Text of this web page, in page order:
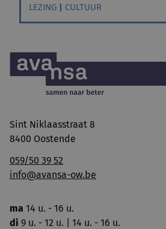
LEZING | CULTUUR
Sint Niklaasstraat 8
8400 Oostende
059/50 39 52
info@avansa-ow.be
ma 14 u. - 16 u.
di 9 u. - 12 u. | 14 u. - 16 u.